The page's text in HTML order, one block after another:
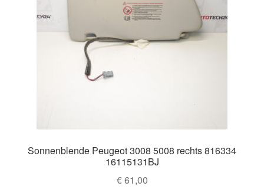
Sonnenblende Peugeot 3008 5008 rechts 816334
16115131BJ
€61,00